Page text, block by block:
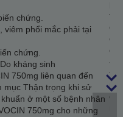
chứng.
viêm phổi mắc phải tại
chứng.
kháng sinh
750mg liên quan đến
mục Thận trọng khi sử
ở một số bệnh nhân
750mg cho những
-